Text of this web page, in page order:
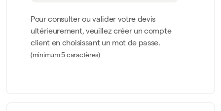
Pour consulter ou valider votre devis
ultérieurement, veuillez créer un compte
client en choisissant un mot de passe.
(minimum 5 caractères)